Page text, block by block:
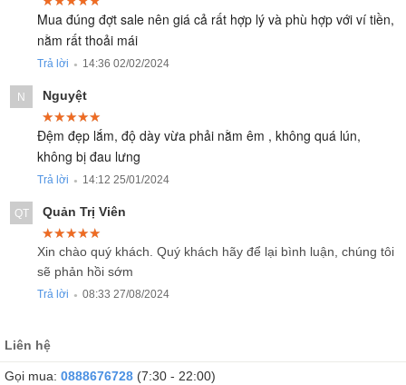
Mua đúng đợt sale nên giá cả rất hợp lý và phù hợp với ví tiền,
nằm rất thoải mái
Trả lời ● 14:36 02/02/2024
N Nguyệt
★★★★★
★★★★★
★★★★★
Đệm đẹp lắm, độ dày vừa phải nằm êm , không quá lún,
không bị đau lưng
Trả lời ● 14:12 25/01/2024
QT Quản Trị Viên
★★★★★
★★★★★
★★★★★
Xin chào quý khách. Quý khách hãy để lại bình luận, chúng tôi
sẽ phản hồi sớm
Trả lời ● 08:33 27/08/2024
Liên hệ
Gọi mua: 0888676728 (7:30 - 22:00)